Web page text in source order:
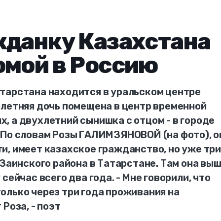
Казахстана
в Россию
находится в уральском центре
дочь помещена в центр временной
а двухлетний сынишка с отцом - в городе
словам Розы ГАЛИМЗЯНОВОЙ (на фото),
имеет казахское гражданство, но уже три
района в Татарстане. Там она
всего два года. - Мне говорили, что
через три года проживания на
- поэт